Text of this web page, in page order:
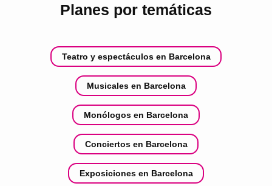
Planes por temáticas
Teatro y espectáculos en Barcelona
Musicales en Barcelona
Monólogos en Barcelona
Conciertos en Barcelona
Exposiciones en Barcelona